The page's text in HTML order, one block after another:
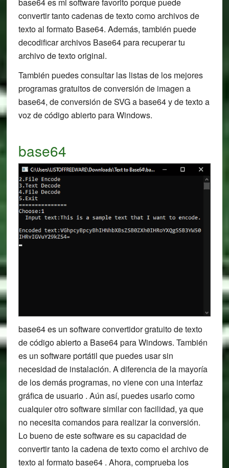
convertir tanto cadenas de texto como archivos de
texto al formato Base64. Además, también puede
decodificar archivos Base64 para recuperar tu
archivo de texto original.
También puedes consultar las listas de los mejores
programas gratuitos de conversión de imagen a
base64, de conversión de SVG a base64 y de texto a
voz de código abierto para Windows.
base64
base64 es un software convertidor gratuito de texto
de código abierto a Base64 para Windows. También
es un software portátil que puedes usar sin
necesidad de instalación. A diferencia de la mayoría
de los demás programas, no viene con una interfaz
gráfica de usuario . Aún así, puedes usarlo como
cualquier otro software similar con facilidad, ya que
no necesita comandos para realizar la conversión.
Lo bueno de este software es su capacidad de
convertir tanto la cadena de texto como el archivo de
texto al formato base64 . Ahora, comprueba los